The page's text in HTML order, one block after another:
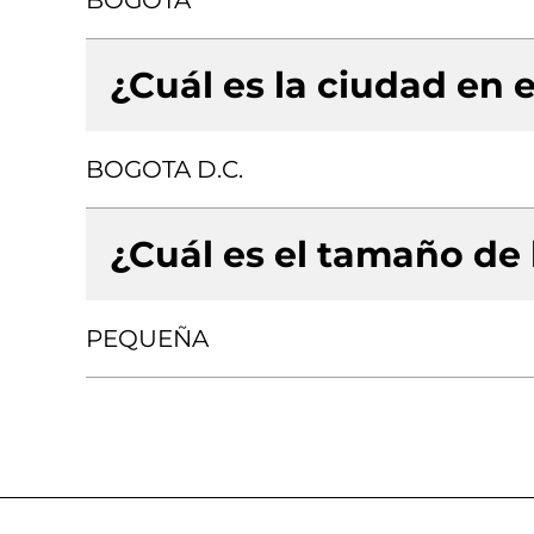
¿Cuál es la ciudad en
BOGOTA D.C.
¿Cuál es el tamaño
PEQUEÑA